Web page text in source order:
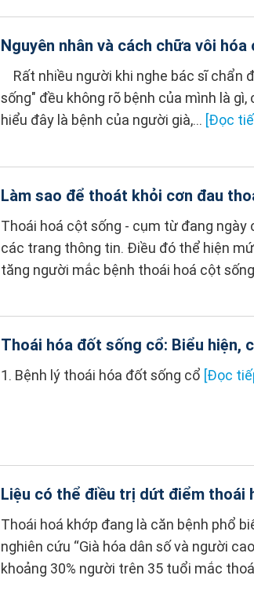
Nguyên nhân và cách chữa vôi
Rất nhiều người khi nghe bác sĩ chẩn
sống" đều không rõ bệnh của mình là
hiểu đây là bệnh của người già,... [Đọc
Làm sao để thoát khỏi cơn đau
Thoái hoá cột sống - cụm từ đang ngày
các trang thông tin. Điều đó thể hiện
tăng người mắc bệnh thoái hoá cột
Thoái hóa đốt sống cổ: Biểu hiện,
1. Bệnh lý thoái hóa đốt sống cổ [Đọc
Liệu có thể điều trị dứt điểm thoái
Thoái hoá khớp đang là căn bệnh phổ
nghiên cứu “Già hóa dân số và người
khoảng 30% người trên 35 tuổi mắc